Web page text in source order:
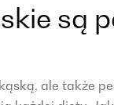
są
ale także